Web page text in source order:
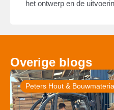
het ontwerp en de
Overige blogs
Peters Hout &